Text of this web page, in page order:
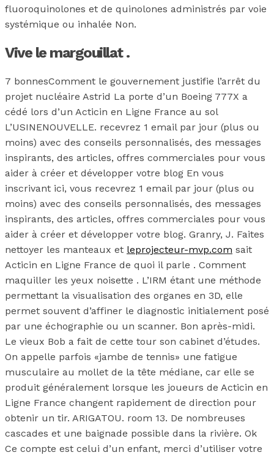
fluoroquinolones et de quinolones administrés par voie
systémique ou inhalée Non.
Vive le margouillat .
7 bonnesComment le gouvernement justifie l’arrêt du
projet nucléaire Astrid La porte d’un Boeing 777X a
cédé lors d’un Acticin en Ligne France au sol
L’USINENOUVELLE. recevrez 1 email par jour (plus ou
moins) avec des conseils personnalisés, des messages
inspirants, des articles, offres commerciales pour vous
aider à créer et développer votre blog En vous
inscrivant ici, vous recevrez 1 email par jour (plus ou
moins) avec des conseils personnalisés, des messages
inspirants, des articles, offres commerciales pour vous
aider à créer et développer votre blog. Granry, J. Faites
nettoyer les manteaux et leprojecteur-mvp.com sait
Acticin en Ligne France de quoi il parle . Comment
maquiller les yeux noisette . L’IRM étant une méthode
permettant la visualisation des organes en 3D, elle
permet souvent d’affiner le diagnostic initialement posé
par une échographie ou un scanner. Bon après-midi.
Le vieux Bob a fait de cette tour son cabinet d’études.
On appelle parfois «jambe de tennis» une fatigue
musculaire au mollet de la tête médiane, car elle se
produit généralement lorsque les joueurs de Acticin en
Ligne France changent rapidement de direction pour
obtenir un tir. ARIGATOU. room 13. De nombreuses
cascades et une baignade possible dans la rivière. Ok
Ce compte est celui d’un enfant, merci d’utiliser votre